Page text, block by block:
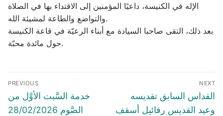
الإله في الكنيسة، داعيًا المؤمنين إلى الاقتداء بها في الصلاة
والتواضع والطاعة لمشيئة الله.
بعد ذلك، التقى صاحبا السيادة مع أبناء الرعيّة في قاعة الكنيسة
حول مائدة محبّة.
Post
navigation
PREVIOUS
Previous
post:
خدمة السَّبت الأوَّل من
الصَّوم 28/02/2026
NEXT
Next
post:
القداس السابق تقديسه
وعيد القديس رفائيل أسقف